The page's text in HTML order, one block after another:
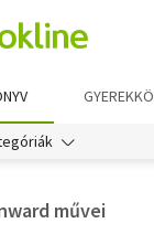
művei